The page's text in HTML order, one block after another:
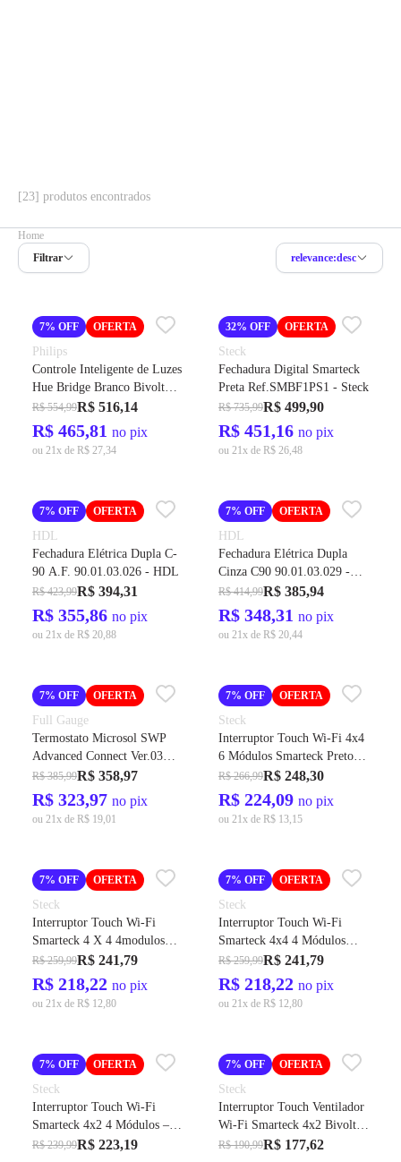
[23] produtos encontrados
Home
Filtrar
relevance:desc
7% OFF OFERTA
Philips
Controle Inteligente de Luzes
Hue Bridge Branco Bivolt
929001180601 – Philips
R$ 554,99R$ 516,14
R$ 465,81 no pix
ou 21x de R$ 27,34
32% OFF OFERTA
Steck
Fechadura Digital Smarteck
Preta Ref.SMBF1PS1 - Steck
R$ 735,99R$ 499,90
R$ 451,16 no pix
ou 21x de R$ 26,48
7% OFF OFERTA
HDL
Fechadura Elétrica Dupla C-
90 A.F. 90.01.03.026 - HDL
R$ 423,99R$ 394,31
R$ 355,86 no pix
ou 21x de R$ 20,88
7% OFF OFERTA
HDL
Fechadura Elétrica Dupla
Cinza C90 90.01.03.029 -
HDL
R$ 414,99R$ 385,94
R$ 348,31 no pix
ou 21x de R$ 20,44
7% OFF OFERTA
Full Gauge
Termostato Microsol SWP
Advanced Connect Ver.03
230VAC CRTL Temperatura
- Full Gauge
R$ 385,99R$ 358,97
R$ 323,97 no pix
ou 21x de R$ 19,01
7% OFF OFERTA
Steck
Interruptor Touch Wi-Fi 4x4
6 Módulos Smarteck Preto
Cód. SMCI6PS2 – Steck
R$ 266,99R$ 248,30
R$ 224,09 no pix
ou 21x de R$ 13,15
7% OFF OFERTA
Steck
Interruptor Touch Wi-Fi
Smarteck 4 X 4 4modulos
Preto Biv. Ref.SMCI4PS2 -
Steck
R$ 259,99R$ 241,79
R$ 218,22 no pix
ou 21x de R$ 12,80
7% OFF OFERTA
Steck
Interruptor Touch Wi-Fi
Smarteck 4x4 4 Módulos
Branco Cód. SMCI4BS2 –
Steck
R$ 259,99R$ 241,79
R$ 218,22 no pix
ou 21x de R$ 12,80
7% OFF OFERTA
Steck
Interruptor Touch Wi-Fi
Smarteck 4x2 4 Módulos –
Steck
R$ 239,99R$ 223,19
7% OFF OFERTA
Steck
Interruptor Touch Ventilador
Wi-Fi Smarteck 4x2 Bivolt
Preto Cód. SMCV1PS1 –
R$ 190,99R$ 177,62